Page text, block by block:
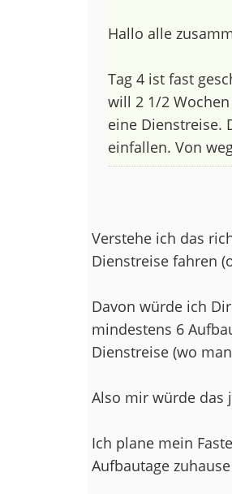
Hallo alle
Tag 4 ist fast
will 2 1/2
eine Dienstreise.
einfallen. Von
Verstehe ich das
Dienstreise fahren
Davon würde ich
mindestens 6
Dienstreise (wo
Also mir würde das
Ich plane mein
Aufbautage